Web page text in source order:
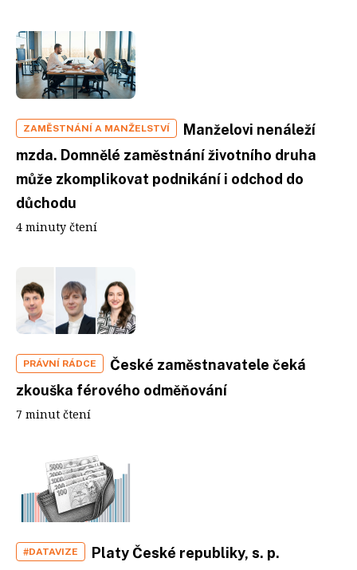
ZAMĚSTNÁNÍ A MANŽELSTVÍ
Manželovi nenáleží
mzda. Domnělé zaměstnání životního druha
může zkomplikovat podnikání i odchod do
důchodu
4 minuty čtení
PRÁVNÍ RÁDCE
České zaměstnavatele čeká
zkouška férového odměňování
7 minut čtení
#DATAVIZE
Platy České republiky, s. p.